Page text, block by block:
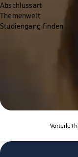
Abschlussart
Themenwelt
Studiengang finden
Vorteile